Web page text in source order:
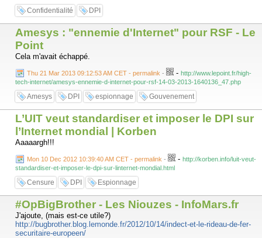
Confidentialité DPI
Amesys : "ennemie d'Internet" pour RSF - Le
Point
Cela m'avait échappé.
Thu 21 Mar 2013 09:12:53 AM CET - permalink - - http://www.lepoint.fr/high-
tech-internet/amesys-ennemie-d-internet-pour-rsf-14-03-2013-1640136_47.php
Amesys DPI espionnage Gouvenement
L’UIT veut standardiser et imposer le DPI sur
l’Internet mondial | Korben
Aaaaargh!!!
Mon 10 Dec 2012 10:39:40 AM CET - permalink - - http://korben.info/luit-veut-
standardiser-et-imposer-le-dpi-sur-linternet-mondial.html
Censure DPI Espionnage
#OpBigBrother - Les Niouzes - InfoMars.fr
J'ajoute, (mais est-ce utile?)
http://bugbrother.blog.lemonde.fr/2012/10/14/indect-et-le-rideau-de-fer-
securitaire-europeen/